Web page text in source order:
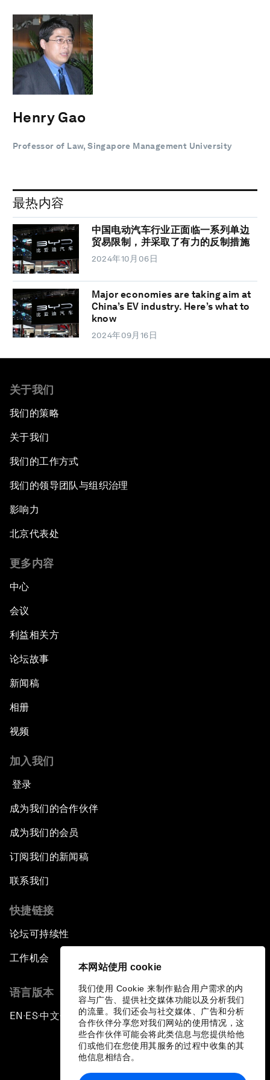
本网站使用 cookie
我们使用 Cookie 来制作贴合用户需求的内
容与广告、提供社交媒体功能以及分析我们
的流量。我们还会与社交媒体、广告和分析
合作伙伴分享您对我们网站的使用情况，这
些合作伙伴可能会将此类信息与您提供给他
们或他们在您使用其服务的过程中收集的其
他信息相结合。
Henry Gao
Professor of Law, Singapore Management University
最热内容
中国电动汽车行业正面临一系列单边
贸易限制，并采取了有力的反制措施
2024年10月06日
Major economies are taking aim at
China’s EV industry. Here’s what to
know
2024年09月16日
关于我们
我们的策略
关于我们
我们的工作方式
我们的领导团队与组织治理
影响力
北京代表处
更多内容
中心
会议
利益相关方
论坛故事
新闻稿
相册
视频
加入我们
登录
成为我们的合作伙伴
成为我们的会员
订阅我们的新闻稿
联系我们
快捷链接
论坛可持续性
工作机会
语言版本
EN ▪ES▪中文▪ 日本語